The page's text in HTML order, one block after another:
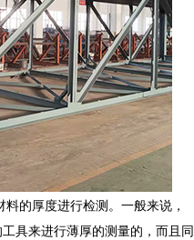
料的厚度进行检测。一般来说，
具来进行薄厚的测量的，而且同